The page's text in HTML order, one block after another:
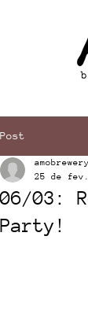
Post
06/03:
Party!
amobrewery
25 de fev.